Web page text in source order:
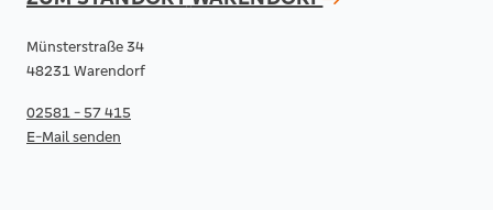
Münsterstraße 34
48231 Warendorf
02581 - 57 415
E-Mail senden